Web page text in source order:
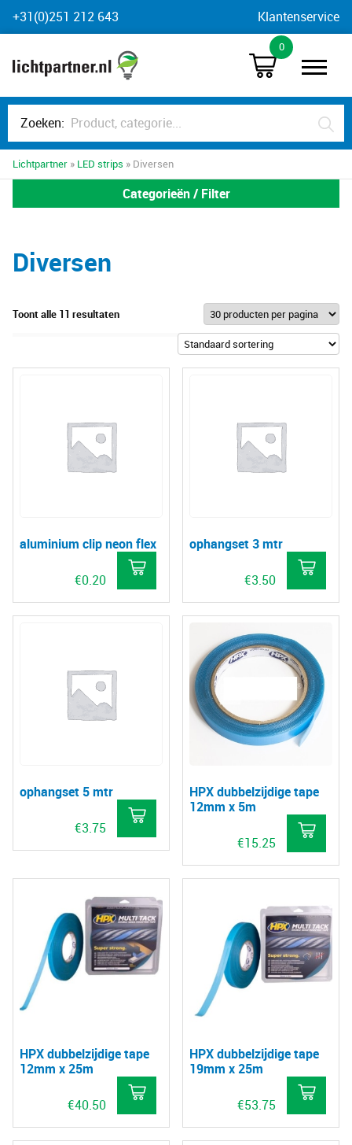
Skip
to
+31(0)251 212 643 Klantenservice
0
Zoeken:
Lichtpartner » LED strips » Diversen
Categorieën / Filter
Diversen
Toont alle 11 resultaten
aluminium clip neon flex
€0.20
ophangset 3 mtr
€3.50
ophangset 5 mtr
€3.75
HPX dubbelzijdige tape
12mm x 5m
€15.25
HPX dubbelzijdige tape
12mm x 25m
€40.50
HPX dubbelzijdige tape
19mm x 25m
€53.75